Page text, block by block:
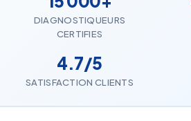
DIAGNOSTIQUEURS
CERTIFIES
4.7/5
SATISFACTION CLIENTS